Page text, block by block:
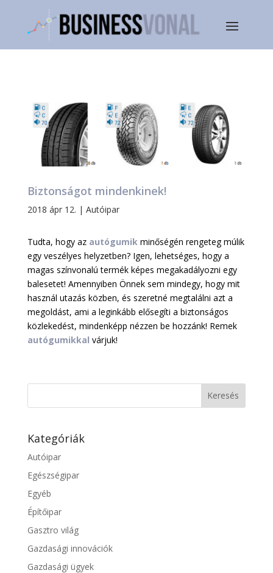
Biztonságot mindenkinek!
2018 ápr 12. | Autóipar
Tudta, hogy az autógumik minőségén rengeteg múlik
egy veszélyes helyzetben? Igen, lehetséges, hogy a
magas színvonalú termék képes megakadályozni egy
balesetet! Amennyiben Önnek sem mindegy, hogy mit
használ utazás közben, és szeretné megtalálni azt a
megoldást, ami a leginkább elősegíti a biztonságos
közlekedést, mindenképp nézzen be hozzánk! Remek
autógumikkal várjuk!
Kategóriák
Autóipar
Egészségipar
Egyéb
Építőipar
Gasztro világ
Gazdasági innovációk
Gazdasági ügyek